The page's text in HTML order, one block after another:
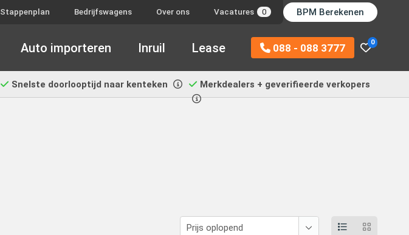
Stappenplan Bedrijfswagens Over ons Vacatures 0 BPM Berekenen
0
088 - 088 3777
Auto importeren Inruil Lease
Snelste doorlooptijd naar kenteken Merkdealers + geverifieerde verkopers